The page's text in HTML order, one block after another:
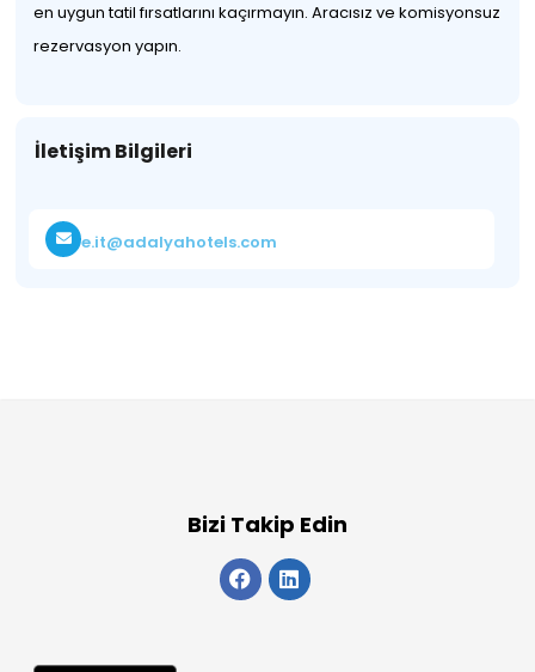
en uygun tatil fırsatlarını kaçırmayın. Aracısız ve komisyonsuz
rezervasyon yapın.
İletişim Bilgileri
e.it@adalyahotels.com
Bizi Takip Edin